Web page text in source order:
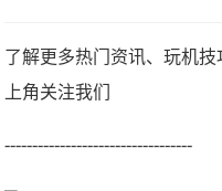
了解更多热门资讯、玩机
上角关注我们
----------------------------------